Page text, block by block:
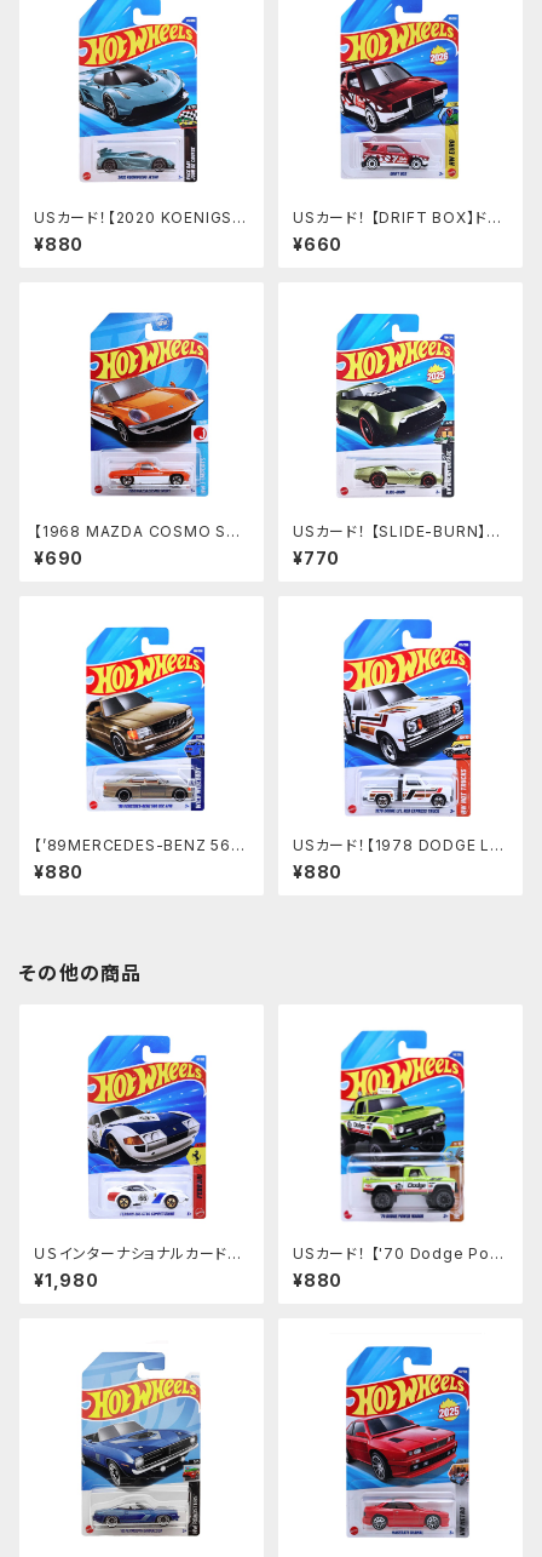
USカード！【2020 KOENIGSE
GG JESKO】MET.BULE
¥880
USカード！ 【DRIFT BOX】ドリ
フトボックス
¥660
【1968 MAZDA COSMO SP
ORT】オレンジ
¥690
USカード！ 【SLIDE-BURN】グ
リーン
¥770
【’89MERCEDES-BENZ 560
SEC AMG】シルバーゴールド
¥880
USカード！【1978 DODGE L
I'L RED EXPRESS TRUCK】
ホワイト
¥880
その他の商品
ＵＳインターナショナルカード！ 【
FERRARI 365 GTB4 COMPE
TIZIONE】フェラーリ 365
¥1,980
USカード！ 【'70 Dodge Pow
er Wagon 】
¥880